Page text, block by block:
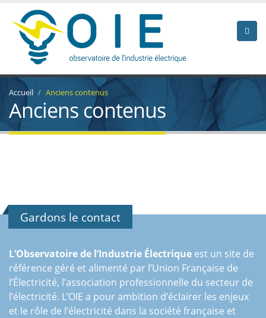
Accueil Anciens contenus
Anciens contenus
Gardons le contact
L’Observatoire de l’Industrie Électrique est un site de
référence géré et alimenté par l’Union Française de
l’Électricité, l’association professionnelle du secteur de
l’électricité. L’OIE a pour ambition d’éclairer les enjeux
et le rôle de l’électricité dans la société française et